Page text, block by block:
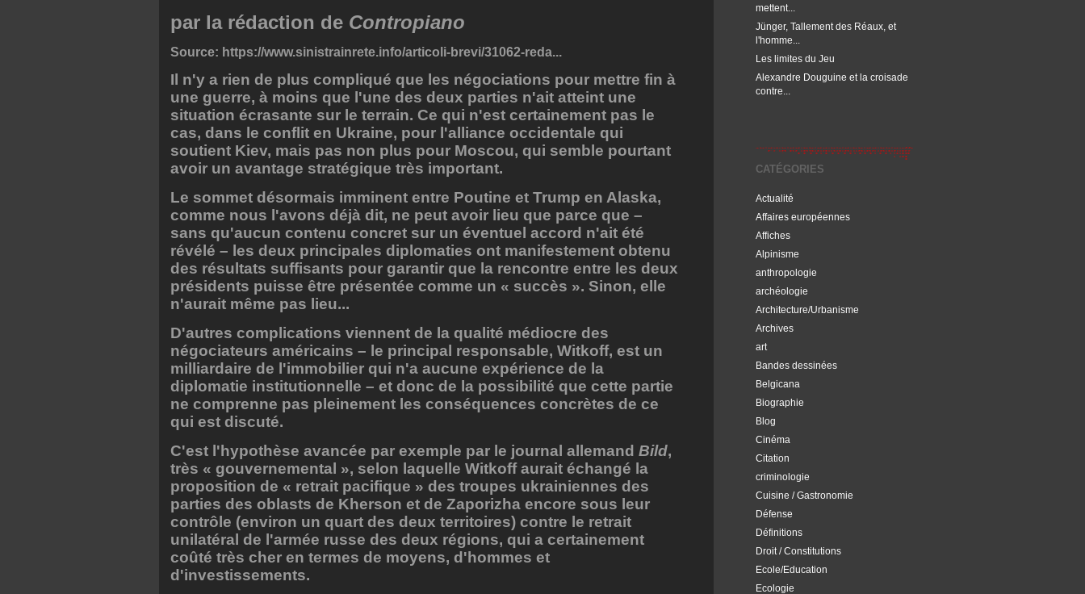
mettent...
Jünger, Tallement des Réaux, et
l'homme...
Les limites du Jeu
Alexandre Douguine et la croisade
contre...
CATÉGORIES
Actualité
Affaires européennes
Affiches
Alpinisme
anthropologie
archéologie
Architecture/Urbanisme
Archives
art
Bandes dessinées
Belgicana
Biographie
Blog
Cinéma
Citation
criminologie
Cuisine / Gastronomie
Défense
Définitions
Droit / Constitutions
Ecole/Education
Ecologie
par la rédaction de Contropiano
Source: https://www.sinistrainrete.info/articoli-brevi/31062-reda...
Il n'y a rien de plus compliqué que les négociations pour mettre fin à
une guerre, à moins que l'une des deux parties n'ait atteint une
situation écrasante sur le terrain. Ce qui n'est certainement pas le
cas, dans le conflit en Ukraine, pour l'alliance occidentale qui
soutient Kiev, mais pas non plus pour Moscou, qui semble pourtant
avoir un avantage stratégique très important.
Le sommet désormais imminent entre Poutine et Trump en Alaska,
comme nous l'avons déjà dit, ne peut avoir lieu que parce que –
sans qu'aucun contenu concret sur un éventuel accord n'ait été
révélé – les deux principales diplomaties ont manifestement obtenu
des résultats suffisants pour garantir que la rencontre entre les deux
présidents puisse être présentée comme un « succès ». Sinon, elle
n'aurait même pas lieu...
D'autres complications viennent de la qualité médiocre des
négociateurs américains – le principal responsable, Witkoff, est un
milliardaire de l'immobilier qui n'a aucune expérience de la
diplomatie institutionnelle – et donc de la possibilité que cette partie
ne comprenne pas pleinement les conséquences concrètes de ce
qui est discuté.
C'est l'hypothèse avancée par exemple par le journal allemand Bild,
très « gouvernemental », selon laquelle Witkoff aurait échangé la
proposition de « retrait pacifique » des troupes ukrainiennes des
parties des oblasts de Kherson et de Zaporizha encore sous leur
contrôle (environ un quart des deux territoires) contre le retrait
unilatéral de l'armée russe des deux régions, qui a certainement
coûté très cher en termes de moyens, d'hommes et
d'investissements.